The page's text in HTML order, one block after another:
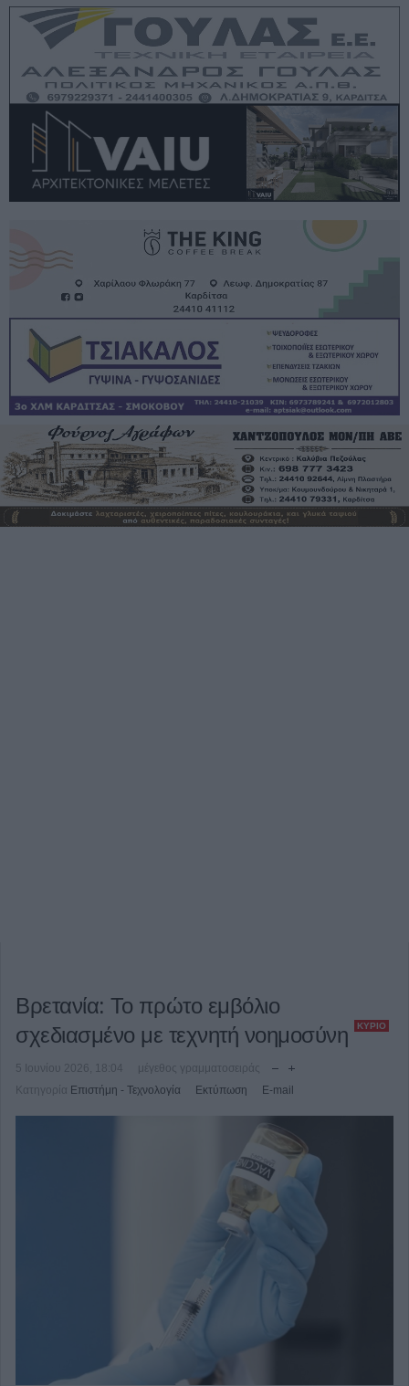
Βρετανία: Το πρώτο εμβόλιο
σχεδιασμένο με τεχνητή νοημοσύνη
ΚΎΡΙΟ
5 Ιουνίου 2026, 18:04
μέγεθος γραμματοσειράς
Κατηγορία Επιστήμη - Τεχνολογία Εκτύπωση E-mail